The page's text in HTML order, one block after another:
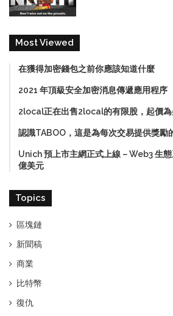
Most Viewed
在獲得加密錢包之前你應該知道什麼
2021 年頂級安全加密消息傳遞應用程序
2local正在出售2local的有限股，起價
認識TABOO，這是為每次交易提供獎勵
Unich 預上市主網正式上線－Web3 生
億美元
Topics
區塊鏈
新聞稿
商業
比特幣
復仇